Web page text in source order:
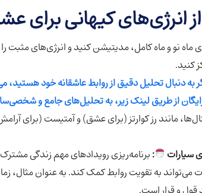
انرژی‌های کیهانی برای
نو و ماه کامل، مدیتیشن کنید و انرژی‌های مثبت
کنید.
به دنبال تحلیل دقیق‌ از روابط عاشقانه خود
رایگان از طریق لینک زیر، به تحلیل‌های جامع و
مانند رز کوارتز (برای عشق) و آمتیست (برای
سیارات
:برنامه‌ریزی رویدادهای مهم زندگی
به تقویت روابط کمک کند. به عنوان مثال،